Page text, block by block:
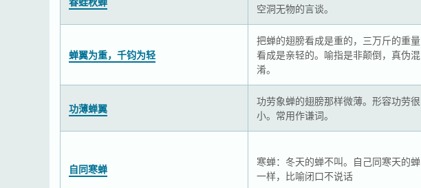
空洞无物的言谈。
蝉翼为重，千钧为轻
把蝉的翅膀看成是重的，三万斤的重量
看成是亲轻的。喻指是非颠倒，真伪混
淆。
功薄蝉翼
功劳象蝉的翅膀那样微薄。形容功劳很
小。常用作谦词。
自同寒蝉
寒蝉：冬天的蝉不叫。自己同寒天的蝉
一样，比喻闭口不说话